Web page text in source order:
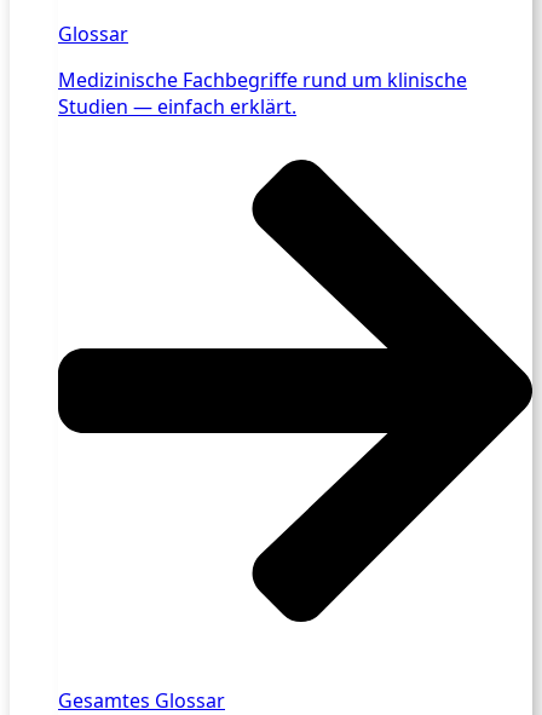
Glossar
Medizinische Fachbegriffe rund um klinische
Studien — einfach erklärt.
Gesamtes Glossar